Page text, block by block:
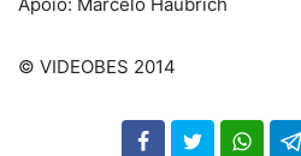
© VIDEOBES 2014
102 35